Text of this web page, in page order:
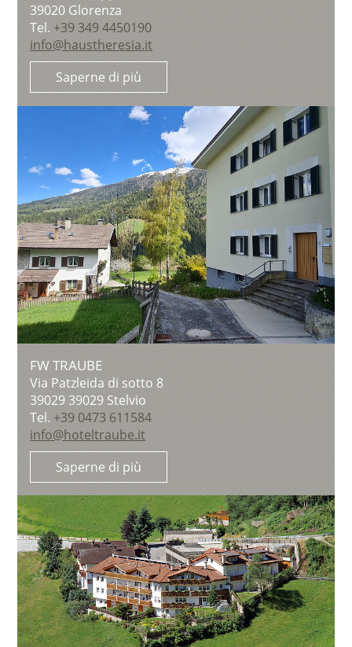
39020 Glorenza
Tel.+39 349 4450190
info@haustheresia.it
Saperne di più
FW TRAUBE
Via Patzleida di sotto 8
3902939029 Stelvio
Tel. +39 0473 611584
info@hoteltraube.it
Saperne di più